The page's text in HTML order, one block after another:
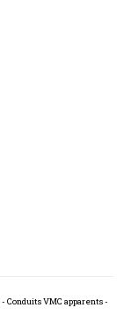
- Conduits VMC apparents -